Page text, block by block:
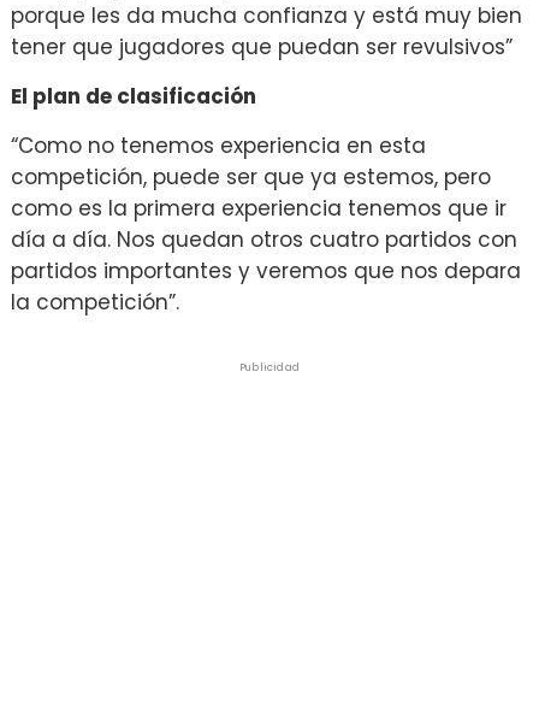
porque les da mucha confianza y está muy bien
tener que jugadores que puedan ser revulsivos”
El plan de clasificación
“Como no tenemos experiencia en esta
competición, puede ser que ya estemos, pero
como es la primera experiencia tenemos que ir
día a día. Nos quedan otros cuatro partidos con
partidos importantes y veremos que nos depara
la competición”.
Publicidad